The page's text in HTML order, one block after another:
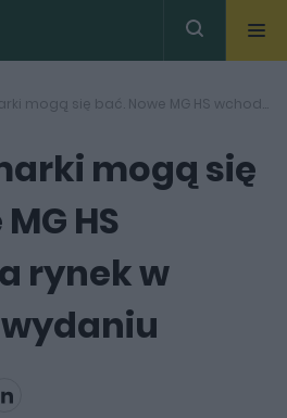
Niektóre marki mogą się bać. Nowe MG HS wchodzi na rynek w stylowym wydaniu
mogą się
HS
rynek w